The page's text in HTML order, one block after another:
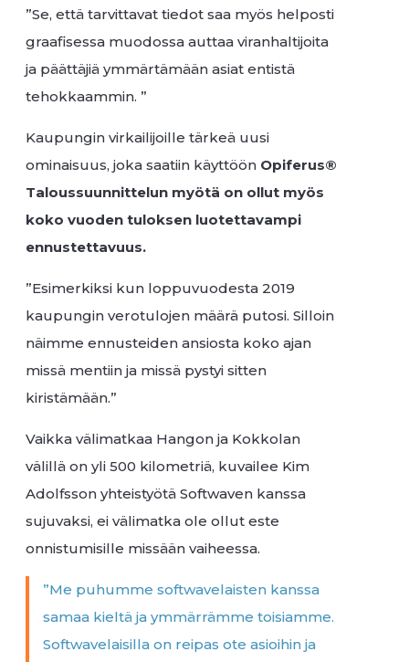
”Se, että tarvittavat tiedot saa myös helposti
graafisessa muodossa auttaa viranhaltijoita
ja päättäjiä ymmärtämään asiat entistä
tehokkaammin. ”
Kaupungin virkailijoille tärkeä uusi
ominaisuus, joka saatiin käyttöön Opiferus®
Taloussuunnittelun myötä on ollut myös
koko vuoden tuloksen luotettavampi
ennustettavuus.
”Esimerkiksi kun loppuvuodesta 2019
kaupungin verotulojen määrä putosi. Silloin
näimme ennusteiden ansiosta koko ajan
missä mentiin ja missä pystyi sitten
kiristämään.”
Vaikka välimatkaa Hangon ja Kokkolan
välillä on yli 500 kilometriä, kuvailee Kim
Adolfsson yhteistyötä Softwaven kanssa
sujuvaksi, ei välimatka ole ollut este
onnistumisille missään vaiheessa.
”Me puhumme softwavelaisten kanssa
samaa kieltä ja ymmärrämme toisiamme.
Softwavelaisilla on reipas ote asioihin ja